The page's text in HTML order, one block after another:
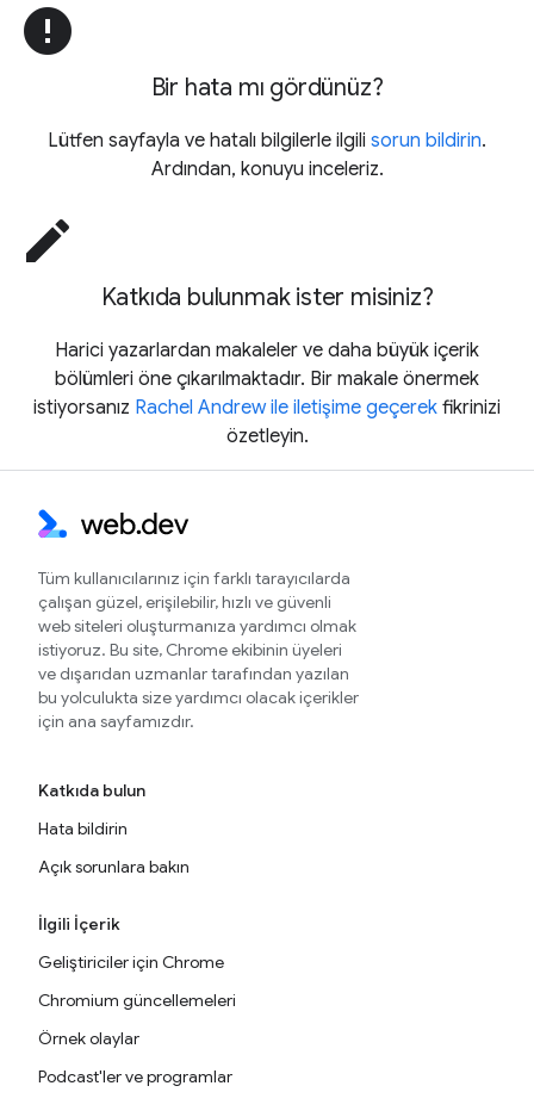
error
Bir hata mı gördünüz?
Lütfen sayfayla ve hatalı bilgilerle ilgili sorun bildirin.
Ardından, konuyu inceleriz.
edit
Katkıda bulunmak ister misiniz?
Harici yazarlardan makaleler ve daha büyük içerik
bölümleri öne çıkarılmaktadır. Bir makale önermek
istiyorsanız Rachel Andrew ile iletişime geçerek fikrinizi
özetleyin.
Tüm kullanıcılarınız için farklı tarayıcılarda
çalışan güzel, erişilebilir, hızlı ve güvenli
web siteleri oluşturmanıza yardımcı olmak
istiyoruz. Bu site, Chrome ekibinin üyeleri
ve dışarıdan uzmanlar tarafından yazılan
bu yolculukta size yardımcı olacak içerikler
için ana sayfamızdır.
Katkıda bulun
Hata bildirin
Açık sorunlara bakın
İlgili İçerik
Geliştiriciler için Chrome
Chromium güncellemeleri
Örnek olaylar
Podcast'ler ve programlar